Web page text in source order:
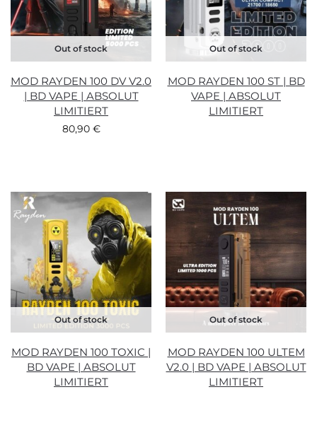
Out of stock
MOD RAYDEN 100 DV V2.0
| BD VAPE | ABSOLUT
LIMITIERT
80,90 €
Out of stock
MOD RAYDEN 100 ST | BD
VAPE | ABSOLUT
LIMITIERT
Out of stock
MOD RAYDEN 100 TOXIC |
BD VAPE | ABSOLUT
LIMITIERT
Out of stock
MOD RAYDEN 100 ULTEM
V2.0 | BD VAPE | ABSOLUT
LIMITIERT